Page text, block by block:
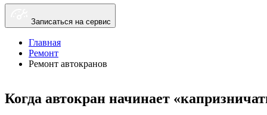
Записаться на сервис
Главная
Ремонт
Ремонт автокранов
Когда автокран начинает